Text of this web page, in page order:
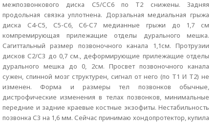
межпозвонкового диска С5/СС6 по Т2 снижены. Задняя
продольная связка уплотнена. Дорзальная медиальная грыжа
диска С4-С5, С5-С6, С6-С7 медианные грыжи до 1,7 см
компремирующая прилежащие отделы дурального мешка.
Сагиттальный размер позвоночного канала 1,1см. Протрузии
дисков С2/С3 до 0,7 см., деформирующие прилежащие отделы
дурального мешка до 0, 2см. Просвет позвоночного канала
сужен, спинной мозг структурен, сигнал от него (по Т1 И Т2) не
изменен. Форма и размеры тел позвонков обычные,
дистрофические изменения в телах позвонков, минимальные
передние и задние краевые костные экзофиты. Нестабильность
позвонка С3 на 1,6 мм. Сейчас принимаю хондопротектор, купила